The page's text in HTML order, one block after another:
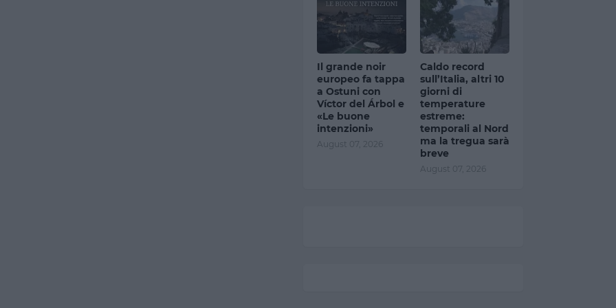
Il grande noir
europeo fa tappa
a Ostuni con
Víctor del Árbol e
«Le buone
intenzioni»
August 07, 2026
Caldo record
sull’Italia, altri 10
giorni di
temperature
estreme:
temporali al Nord
ma la tregua sarà
breve
August 07, 2026